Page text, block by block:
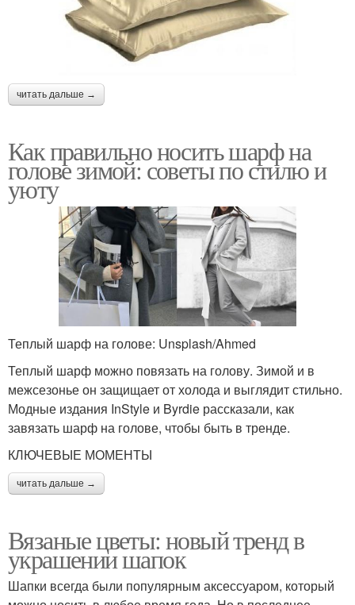
читать дальше →
Как правильно носить шарф на
голове зимой: советы по стилю и
уюту
Теплый шарф на голове: Unsplash/Ahmed
Теплый шарф можно повязать на голову. Зимой и в
межсезонье он защищает от холода и выглядит стильно.
Модные издания InStyle и Byrdie рассказали, как
завязать шарф на голове, чтобы быть в тренде.
КЛЮЧЕВЫЕ МОМЕНТЫ
читать дальше →
Вязаные цветы: новый тренд в
украшении шапок
Шапки всегда были популярным аксессуаром, который